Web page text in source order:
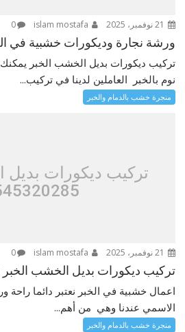
0
ورشة نجارة وديكورات خشبية في الخبر
تركيب ديكورات بديل الخشب الخبر
نوم بالخبر العاملين لدينا في تركيب...
منجرة خشب بالدمام والخبر
تركيب ديكورات بديل
0
تركيب ديكورات بديل الخشب الخبر 0545320285
اعمال خشبية في الخبر نعتبر دائما
الاسمي عندنا وهي من أهم...
منجرة خشب بالدمام والخبر